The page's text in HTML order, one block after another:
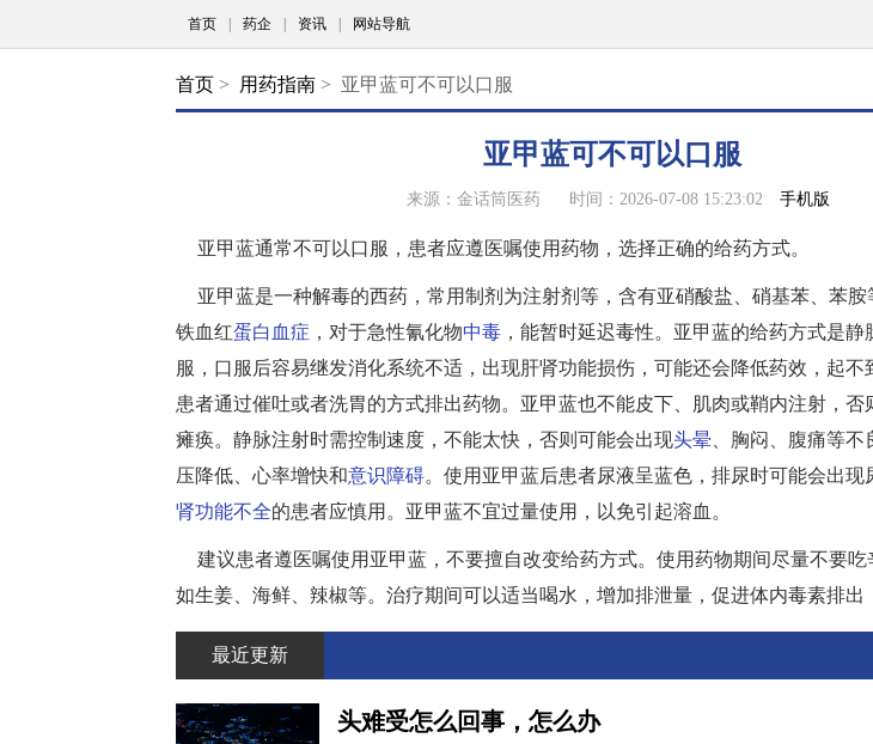
首页 药企 资讯 网站导航
首页 > 用药指南 > 亚甲蓝可不可以口服
亚甲蓝可不可以口服
来源：金话筒医药 时间：2026-07-08 15:23:02 手机版
亚甲蓝通常不可以口服，患者应遵医嘱使用药物，选择正确的给药方式。
亚甲蓝是一种解毒的西药，常用制剂为注射剂等，含有亚硝酸盐、硝基苯、苯
铁血红蛋白血症 ，对于急性氰化物中毒 ，能暂时延迟毒性。亚甲蓝的给药方式是静
服，口服后容易继发消化系统不适，出现肝肾功能损伤，可能还会降低药效，起不
患者通过催吐或者洗胃的方式排出药物。亚甲蓝也不能皮下、肌肉或鞘内注射，否
瘫痪。静脉注射时需控制速度，不能太快，否则可能会出现头晕 、胸闷、腹痛等
压降低、心率增快和意识障碍。使用亚甲蓝后患者尿液呈蓝色，排尿时可能会出现
肾功能不全的患者应慎用。亚甲蓝不宜过量使用，以免引起溶血。
建议患者遵医嘱使用亚甲蓝，不要擅自改变给药方式。使用药物期间尽量不要吃
如生姜、海鲜、辣椒等。治疗期间可以适当喝水，增加排泄量，促进体内毒素排出
最近更新
头难受怎么回事，怎么办